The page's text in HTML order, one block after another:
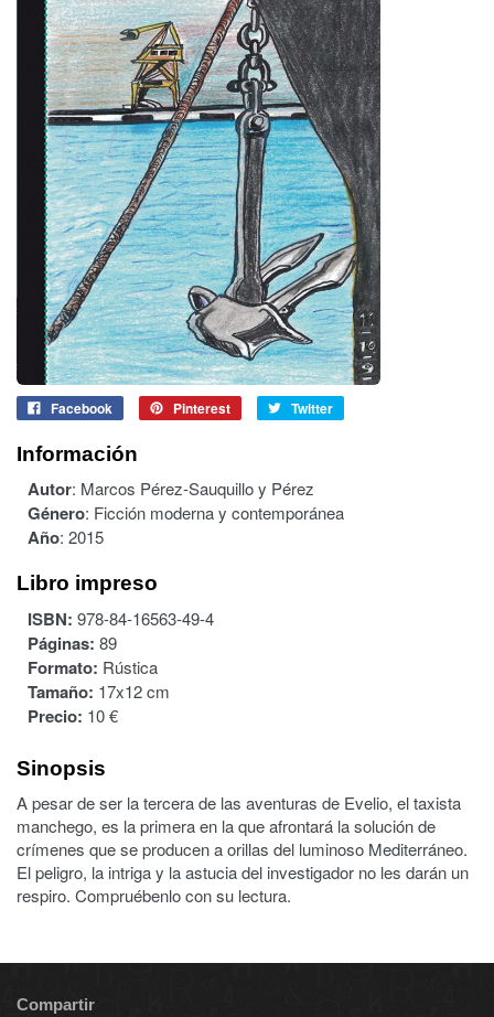
Facebook Pinterest Twitter
Información
Autor: Marcos Pérez-Sauquillo y Pérez
Género: Ficción moderna y contemporánea
Año: 2015
Libro impreso
ISBN: 978-84-16563-49-4
Páginas: 89
Formato: Rústica
Tamaño: 17x12 cm
Precio: 10 €
Sinopsis
A pesar de ser la tercera de las aventuras de Evelio, el taxista
manchego, es la primera en la que afrontará la solución de
crímenes que se producen a orillas del luminoso Mediterráneo.
El peligro, la intriga y la astucia del investigador no les darán un
respiro. Compruébenlo con su lectura.
Compartir